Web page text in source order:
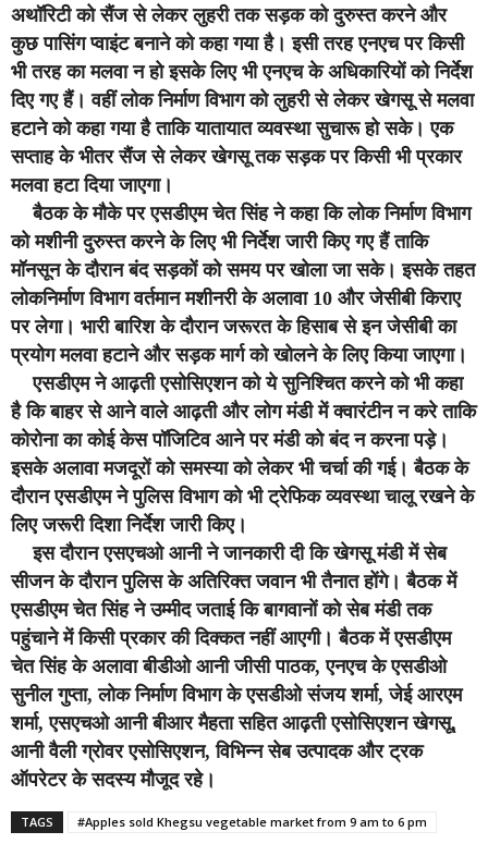
अथॉरिटी को सैंज से लेकर लुहरी तक सड़क को दुरुस्त करने और
कुछ पासिंग प्वाइंट बनाने को कहा गया है। इसी तरह एनएच पर किसी
भी तरह का मलवा न हो इसके लिए भी एनएच के अधिकारियों को निर्देश
दिए गए हैं।वहीं लोक निर्माण विभाग को लुहरी से लेकर खेगसू से मलवा
हटाने को कहा गया है ताकि यातायात व्यवस्था सुचारू हो सके। एक
सप्ताह के भीतर सैंज से लेकर खेगसू तक सड़क पर किसी भी प्रकार
मलवा हटा दिया जाएगा।
बैठक के मौके पर एसडीएम चेत सिंह ने कहा कि लोक निर्माण विभाग
को मशीनी दुरुस्त करने के लिए भी निर्देश जारी किए गए हैं ताकि
मॉनसून के दौरान बंद सड़कों को समय पर खोला जा सके। इसके तहत
लोकनिर्माण विभाग वर्तमान मशीनरी के अलावा 10 और जेसीबी किराए
पर लेगा। भारी बारिश के दौरान जरूरत के हिसाब से इन जेसीबी का
प्रयोग मलवा हटाने और सड़क मार्ग को खोलने के लिए किया जाएगा।
एसडीएम ने आढ़ती एसोसिएशन को ये सुनिश्चित करने को भी कहा
है कि बाहर से आने वाले आढ़ती और लोग मंडी में क्वारंटीन न करे ताकि
कोरोना का कोई केस पॉजिटिव आने पर मंडी को बंद न करना पड़े।
इसके अलावा मजदूरों को समस्या को लेकर भी चर्चा की गई। बैठक के
दौरान एसडीएम ने पुलिस विभाग को भी ट्रेफिक व्यवस्था चालू रखने के
लिए जरूरी दिशा निर्देश जारी किए।
इस दौरान एसएचओ आनी ने जानकारी दी कि खेगसू मंडी में सेब
सीजन के दौरान पुलिस के अतिरिक्त जवान भी तैनात होंगे। बैठक में
एसडीएम चेत सिंह ने उम्मीद जताई कि बागवानों को सेब मंडी तक
पहुंचाने में किसी प्रकार की दिक्कत नहीं आएगी। बैठक में एसडीएम
चेत सिंह के अलावा बीडीओ आनी जीसी पाठक, एनएच के एसडीओ
सुनील गुप्ता, लोक निर्माण विभाग के एसडीओ संजय शर्मा, जेई आरएम
शर्मा, एसएचओ आनी बीआर मैहता सहित आढ़ती एसोसिएशन खेगसू,
आनी वैली ग्रोवर एसोसिएशन, विभिन्न सेब उत्पादक और ट्रक
ऑपरेटर के सदस्य मौजूद रहे।
TAGS #Apples sold Khegsu vegetable market from 9 am to 6 pm